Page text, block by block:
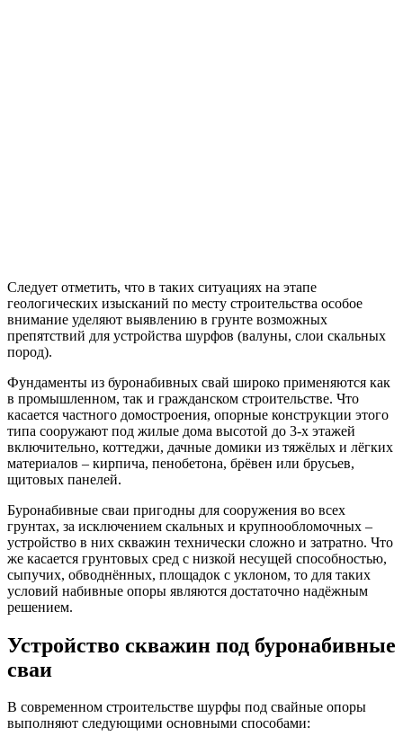
Следует отметить, что в таких ситуациях на этапе
геологических изысканий по месту строительства особое
внимание уделяют выявлению в грунте возможных
препятствий для устройства шурфов (валуны, слои скальных
пород).
Фундаменты из буронабивных свай широко применяются как
в промышленном, так и гражданском строительстве. Что
касается частного домостроения, опорные конструкции этого
типа сооружают под жилые дома высотой до 3-х этажей
включительно, коттеджи, дачные домики из тяжёлых и лёгких
материалов – кирпича, пенобетона, брёвен или брусьев,
щитовых панелей.
Буронабивные сваи пригодны для сооружения во всех
грунтах, за исключением скальных и крупнообломочных –
устройство в них скважин технически сложно и затратно. Что
же касается грунтовых сред с низкой несущей способностью,
сыпучих, обводнённых, площадок с уклоном, то для таких
условий набивные опоры являются достаточно надёжным
решением.
Устройство скважин под буронабивные
сваи
В современном строительстве шурфы под свайные опоры
выполняют следующими основными способами: